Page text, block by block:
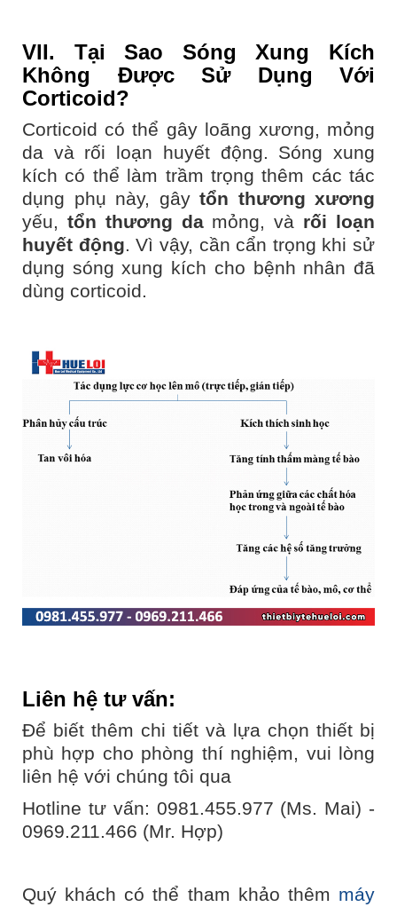
VII. Tại Sao Sóng Xung Kích
Không Được Sử Dụng Với
Corticoid?
Corticoid có thể gây loãng xương, mỏng
da và rối loạn huyết động. Sóng xung
kích có thể làm trầm trọng thêm các tác
dụng phụ này, gây tổn thương xương
yếu, tổn thương damỏng, và rối loạn
huyết động. Vì vậy, cần cẩn trọng khi sử
dụng sóng xung kích cho bệnh nhân đã
dùng corticoid.
Liên hệ tư vấn:
Để biết thêm chi tiết và lựa chọn thiết bị
phù hợp cho phòng thí nghiệm, vui lòng
liên hệ với chúng tôi qua
Hotline tư vấn: 0981.455.977 (Ms. Mai) -
0969.211.466 (Mr. Hợp)
Quý khách có thể tham khảo thêm máy